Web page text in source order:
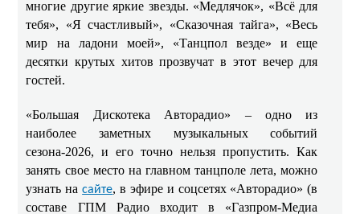
многие другие яркие звезды. «Медлячок», «Всё для
тебя», «Я счастливый», «Сказочная тайга», «Весь
мир на ладони моей», «Танцпол везде» и еще
десятки крутых хитов прозвучат в этот вечер для
гостей.
«Большая Дискотека Авторадио» – одно из
наиболее заметных музыкальных событий
сезона-2026, и его точно нельзя пропустить. Как
занять свое место на главном танцполе лета, можно
узнать насайте, в эфире и соцсетях «Авторадио» (в
составе ГПМ Радио входит в «Газпром-Медиа